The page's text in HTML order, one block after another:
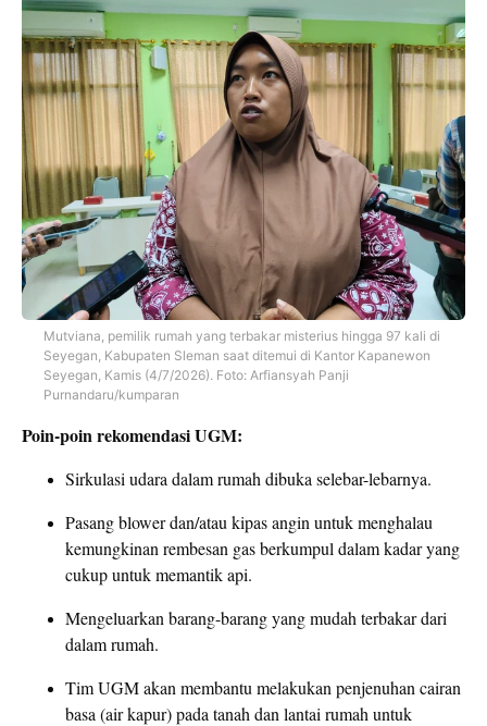
Mutviana, pemilik rumah yang terbakar misterius hingga 97 kali di
Seyegan, Kabupaten Sleman saat ditemui di Kantor Kapanewon
Seyegan, Kamis (4/7/2026). Foto: Arfiansyah Panji
Purnandaru/kumparan
Poin-poin rekomendasi UGM:
Sirkulasi udara dalam rumah dibuka selebar-lebarnya.
Pasang blower dan/atau kipas angin untuk menghalau
kemungkinan rembesan gas berkumpul dalam kadar yang
cukup untuk memantik api.
Mengeluarkan barang-barang yang mudah terbakar dari
dalam rumah.
Tim UGM akan membantu melakukan penjenuhan cairan
basa (air kapur) pada tanah dan lantai rumah untuk